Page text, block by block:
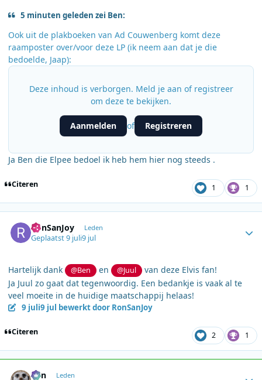
5 minuten geleden zei Ben:
Ook uit de plakboeken van Ad Couwenberg komt deze
raamposter over/voor deze LP (ik neem aan dat je die
bedoelde, Jaap):
Deze inhoud is verborgen. Meld je aan of registreer
om deze te bekijken.
Aanmelden of Registreren
Ja Ben die Elpee bedoel ik heb hem hier nog steeds .
Citeren 1 1
RonSanJoy Leden
Geplaatst9 juli9 jul
Hartelijk dank @Ben en @Juul
van deze Elvis fan!
Ja Juul zo gaat dat tegenwoordig. Een bedankje is vaak al te
veel moeite in de huidige maatschappij helaas!
9 juli9 jul bewerkt door RonSanJoy
Citeren 2 1
Ben Leden